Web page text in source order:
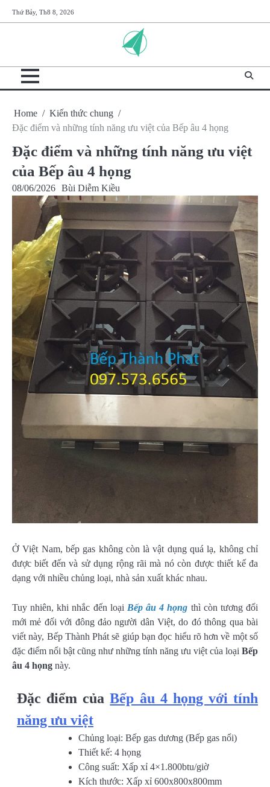
to
Thứ Bảy, Th8 8, 2026
Home
Kiến thức chung
Đặc điểm và những tính năng ưu việt của Bếp âu 4 họng
Đặc điểm và những tính năng ưu việt
của Bếp âu 4 họng
08/06/2026 Bùi Diễm Kiều
Ở Việt Nam, bếp gas không còn là vật dụng quá lạ, không chỉ
được biết đến và sử dụng rộng rãi mà nó còn được thiết kế đa
dạng với nhiều chủng loại, nhà sản xuất khác nhau.
Tuy nhiên, khi nhắc đến loại Bếp âu 4 họng thì còn tương đối
mới mẻ đối với đông đảo người dân Việt, do đó thông qua bài
viết này, Bếp Thành Phát sẽ giúp bạn đọc hiểu rõ hơn về một số
đặc điểm nổi bật cũng như những tính năng ưu việt của loại Bếp
âu 4 họng này.
Đặc điểm củaBếp âu 4 họng với tính
năng ưu việt
Chủng loại: Bếp gas dương (Bếp gas nổi)
Thiết kế: 4 họng
Công suất: Xấp xỉ 4×1.800btu/giờ
Kích thước: Xấp xỉ 600x800x800mm